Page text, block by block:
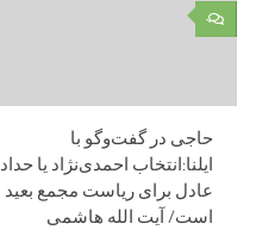
۰
حاجی در گفت‌و‌گو با
ایلنا:انتخاب احمدی‌نژاد یا حداد
عادل برای ریاست مجمع بعید
است/ آیت الله هاشمی